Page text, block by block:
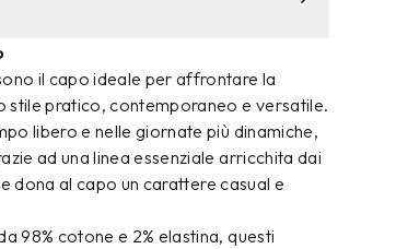
il capo ideale per affrontare la
stile pratico, contemporaneo e versatile.
libero e nelle giornate più dinamiche,
ad una linea essenziale arricchita dai
dona al capo un carattere casual e
98% cotone e 2% elastina, questi